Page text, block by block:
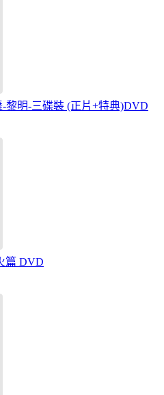
黎明-三碟裝 (正片+特典)DVD
篇 DVD